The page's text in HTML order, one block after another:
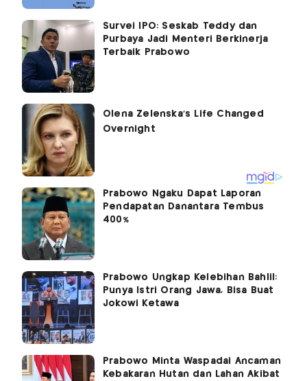
Survei IPO: Seskab Teddy dan
Purbaya Jadi Menteri Berkinerja
Terbaik Prabowo
Prabowo Ngaku Dapat Laporan
Pendapatan Danantara Tembus
400%
Prabowo Ungkap Kelebihan Bahlil:
Punya Istri Orang Jawa, Bisa Buat
Jokowi Ketawa
Prabowo Minta Waspadai Ancaman
Kebakaran Hutan dan Lahan Akibat